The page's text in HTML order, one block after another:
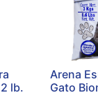
lb.
Arena
Gato